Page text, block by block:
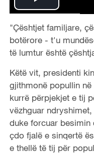
P
l
a
y
V
i
d
"Çështjet familjare,
botërore - t'u
të lumtur është
Këtë vit, presidenti
gjithmonë popullin
kurrë përpjekjet e tij
vëzhguar
duke forcuar besimin
çdo fjalë e sinqertë
e thellë të tij për